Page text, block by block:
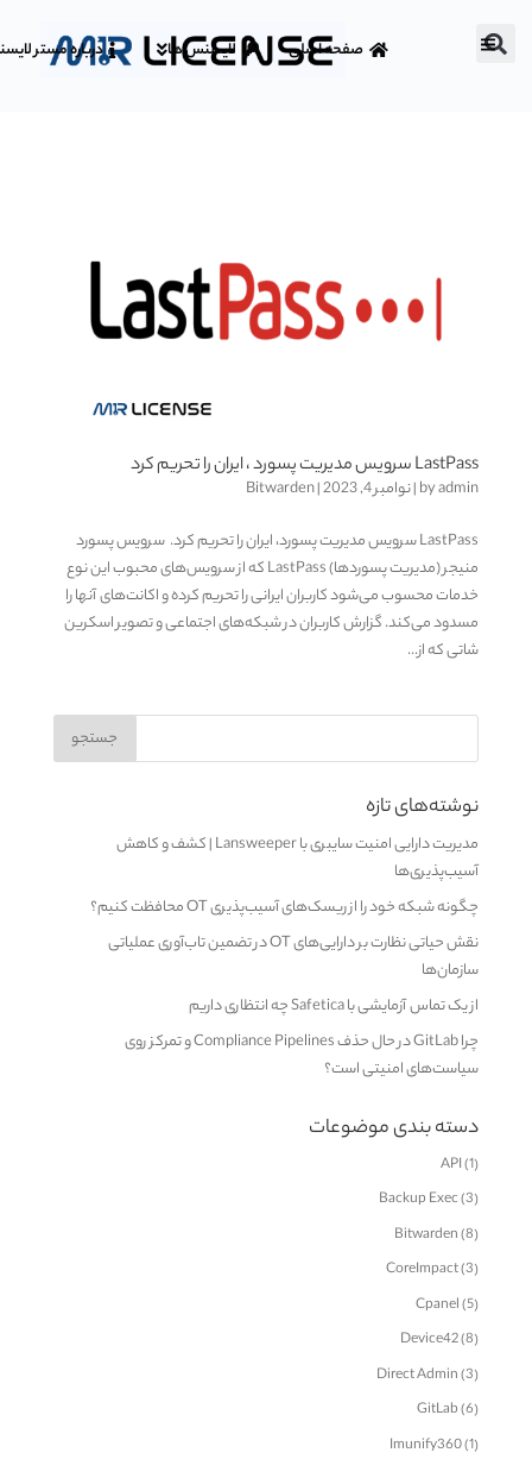
صفحه اصلی لایسنس ها درباره مستر
LastPass سرویس مدیریت پسورد ، ایران را تحریم کرد
byadmin
|نوامبر 4, 2023 |
Bitwarden
LastPass سرویس مدیریت پسورد، ایران را تحریم کرد. سرویس پسورد
منیجر (مدیریت پسوردها) LastPass که از سرویس‌های محبوب این نوع
خدمات محسوب می‌شود کاربران ایرانی را تحریم کرده و اکانت‌های آنها را
مسدود می‌کند. گزارش کاربران در شبکه‌های اجتماعی و تصویر اسکرین
شاتی که از...
نوشته‌های تازه
مدیریت دارایی امنیت سایبری با Lansweeper | کشف و کاهش
آسیب‌پذیری‌ها
چگونه شبکه خود را از ریسک‌های آسیب‌پذیری OT محافظت کنیم؟
نقش حیاتی نظارت بر دارایی‌های OT در تضمین تاب‌آوری عملیاتی
سازمان‌ها
از یک تماس آزمایشی با Safetica چه انتظاری داریم
چرا GitLab در حال حذف Compliance Pipelines و تمرکز روی
سیاست‌های امنیتی است؟
دسته بندی موضوعات
API(1)
Backup Exec(3)
Bitwarden(8)
CoreImpact(3)
Cpanel(5)
Device42(8)
Direct Admin(3)
GitLab(6)
Imunify360(1)